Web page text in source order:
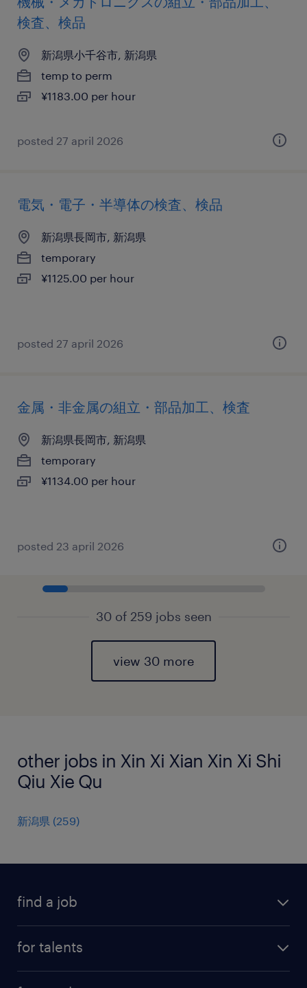
検査、検品
新潟県小千谷市, 新潟県
temp to perm
¥1183.00 per hour
posted 27 april 2026
電気・電子・半導体の検査、検品
新潟県長岡市, 新潟県
temporary
¥1125.00 per hour
posted 27 april 2026
金属・非金属の組立・部品加工、検査
新潟県長岡市, 新潟県
temporary
¥1134.00 per hour
posted 23 april 2026
30 of 259 jobs seen
view 30 more
other jobs in Xin Xi Xian Xin Xi Shi
Qiu Xie Qu
新潟県 (259)
find a job
for talents